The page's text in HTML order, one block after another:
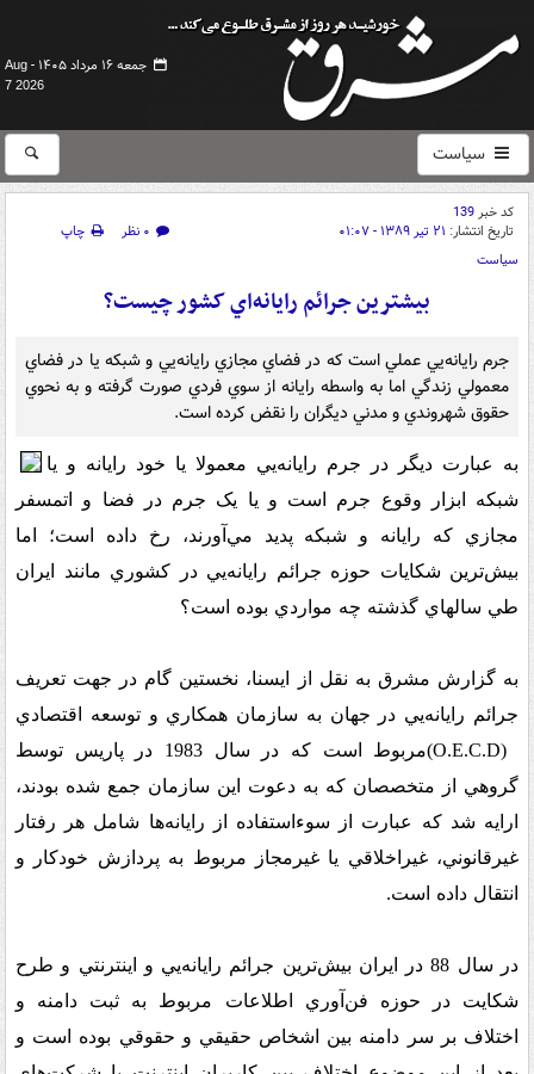
جمعه ۱۶ مرداد ۱۴۰۵ -
Aug
7 2026
سیاست
کد خبر139
تاریخ انتشار: ۲۱ تیر ۱۳۸۹ - ۰۱:۰۷ ۰ نظر
چاپ
سیاست
بيشترين جرائم رايانه‌اي کشور چيست؟
جرم رايانه‌يي عملي است که در فضاي مجازي رايانه‌يي و شبکه يا در فضاي
معمولي زندگي اما به واسطه رايانه از سوي فردي صورت گرفته و به نحوي
حقوق شهروندي و مدني ديگران را نقض کرده است.
به عبارت ديگر در جرم رايانه‌يي معمولا يا خود رايانه و يا
شبکه ابزار وقوع جرم است و يا يک جرم در فضا و اتمسفر
مجازي که رايانه و شبکه پديد مي‌آورند، رخ داده است؛ اما
بيش‌ترين شکايات حوزه جرائم رايانه‌يي در کشوري مانند ايران
طي سالهاي گذشته چه مواردي بوده است؟
به گزارش مشرق به نقل از ايسنا، نخستين گام در جهت تعريف
جرائم رايانه‌يي در جهان به سازمان همکاري و توسعه اقتصادي
(O.E.C.D)
مربوط است که در سال 1983 در پاريس توسط
گروهي از متخصصان که به دعوت اين سازمان جمع شده بودند،
ارايه شد ‌که عبارت از سوءاستفاده از رايانه‌ها شامل هر رفتار
غيرقانوني، غيراخلاقي يا غيرمجاز مربوط به پردازش خودکار و
انتقال داده است.
در سال 88 در ايران بيش‌ترين جرائم رايانه‌يي و اينترنتي و طرح
شکايت در حوزه فن‌آوري اطلاعات مربوط به ثبت دامنه و
اختلاف بر سر دامنه بين اشخاص حقيقي و حقوقي بوده است و